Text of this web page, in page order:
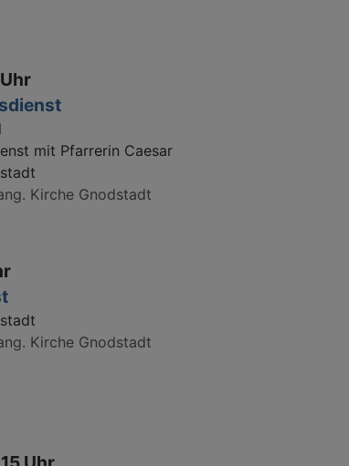
mit Pfarrerin Caesar
Kirche Gnodstadt
Kirche Gnodstadt